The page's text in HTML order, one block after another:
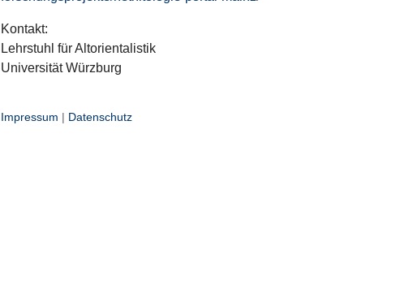
Kontakt:
Lehrstuhl für Altorientalistik
Universität Würzburg
Impressum | Datenschutz